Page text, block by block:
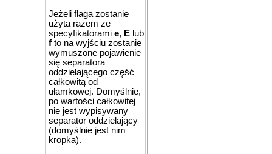
Jeżeli flaga zostanie
użyta razem ze
specyfikatorami e, E lub
f to na wyjściu zostanie
wymuszone pojawienie
się separatora
oddzielającego część
całkowitą od
ułamkowej. Domyślnie,
po wartości całkowitej
nie jest wypisywany
separator oddzielający
(domyślnie jest nim
kropka).